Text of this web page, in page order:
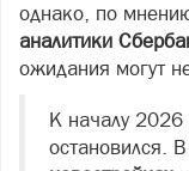
однако, по
аналитики
ожидания могут
К началу 2026
остановился.